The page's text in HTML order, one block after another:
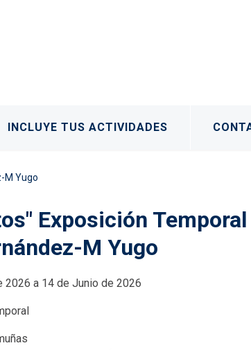
INCLUYE TUS ACTIVIDADES
M Yugo
Exposición
M Yugo
2026 a 14 de Junio de 2026